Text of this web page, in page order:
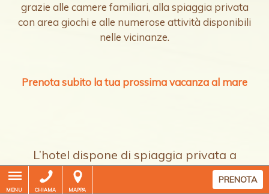
grazie alle camere familiari, alla spiaggia privata
con area giochi e alle numerose attività disponibili
nelle vicinanze.
Prenota subito la tua prossima vacanza al mare
L’hotel dispone di spiaggia privata a
Jesolo?
MENU CHIAMA MAPPA
PRENOTA